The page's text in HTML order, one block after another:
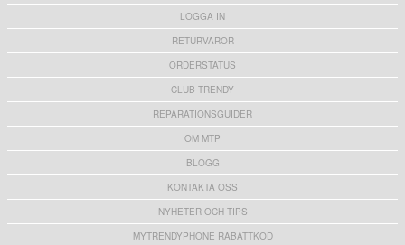
LOGGA IN
RETURVAROR
ORDERSTATUS
CLUB TRENDY
REPARATIONSGUIDER
OM MTP
BLOGG
KONTAKTA OSS
NYHETER OCH TIPS
MYTRENDYPHONE RABATTKOD